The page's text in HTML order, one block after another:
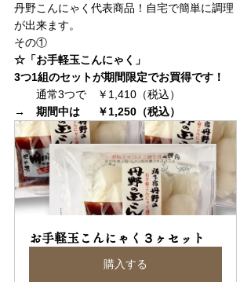
丹野こんにゃく代表商品！自宅で簡単に調理
が出来ます。
その①
☆「お手軽玉こんにゃく」
3つ1組のセットが期間限定でお買得です！
通常3つで　￥1,410（税込）
→　期間中は　  ￥1,250（税込）
お手軽玉こんにゃく３ヶセット
購入する